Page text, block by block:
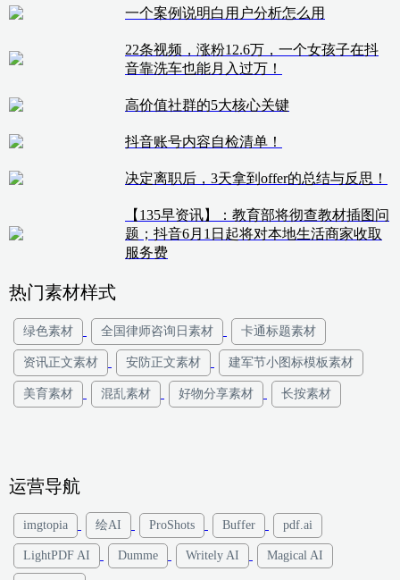
一个案例说明白用户分析怎么用
22条视频，涨粉12.6万，一个女孩子在抖
音靠洗车也能月入过万！
高价值社群的5大核心关键
抖音账号内容自检清单！
决定离职后，3天拿到offer的总结与反思！
【135早资讯】：教育部将彻查教材插图问
题；抖音6月1日起将对本地生活商家收取
服务费
热门素材样式
绿色素材 全国律师咨询日素材 卡通标题素材
资讯正文素材 安防正文素材 建军节小图标模板素材
美育素材 混乱素材 好物分享素材 长按素材
运营导航
imgtopia 绘AI ProShots Buffer pdf.ai
LightPDF AI Dumme Writely AI Magical AI